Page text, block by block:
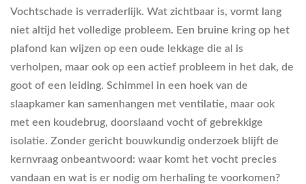
Vochtschade is verraderlijk. Wat zichtbaar is, vormt lang
niet altijd het volledige probleem. Een bruine kring op het
plafond kan wijzen op een oude lekkage die al is
verholpen, maar ook op een actief probleem in het dak, de
goot of een leiding. Schimmel in een hoek van de
slaapkamer kan samenhangen met ventilatie, maar ook
met een koudebrug, doorslaand vocht of gebrekkige
isolatie. Zonder gericht bouwkundig onderzoek blijft de
kernvraag onbeantwoord: waar komt het vocht precies
vandaan en wat is er nodig om herhaling te voorkomen?